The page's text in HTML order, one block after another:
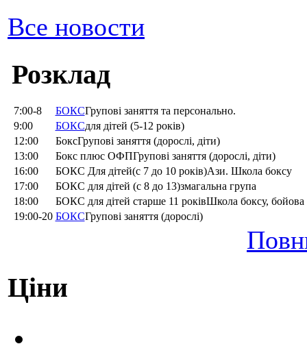
Все новости
Розклад
7:00-8 БОКСГрупові заняття та персонально.
9:00
БОКСдля дітей (5-12 років)
12:00
БоксГрупові заняття (дорослі, діти)
13:00
Бокс плюс ОФПГрупові заняття (дорослі, діти)
16:00
БОКС Для дітей(с 7 до 10 років)Ази. Школа боксу
17:00
БОКС для дітей (c 8 до 13)змагальна група
18:00
БОКС для дітей старше 11 роківШкола боксу, бойова
19:00-20 БОКСГрупові заняття (дорослі)
Ціни